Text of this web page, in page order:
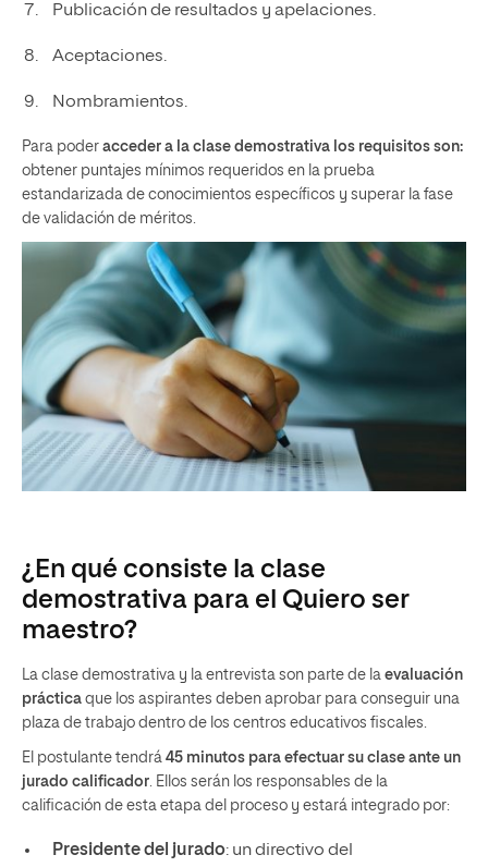
Publicación de resultados y apelaciones.
Aceptaciones.
Nombramientos.
Para poder acceder a la clase demostrativa los requisitos son:
obtener puntajes mínimos requeridos en la prueba
estandarizada de conocimientos específicos y superar la fase
de validación de méritos.
¿En qué consiste la clase
demostrativa para el Quiero ser
maestro?
La clase demostrativa y la entrevista son parte de la evaluación
práctica que los aspirantes deben aprobar para conseguir una
plaza de trabajo dentro de los centros educativos fiscales.
El postulante tendrá 45 minutos para efectuar su clase ante un
jurado calificador. Ellos serán los responsables de la
calificación de esta etapa del proceso y estará integrado por:
Presidente del jurado: un directivo del